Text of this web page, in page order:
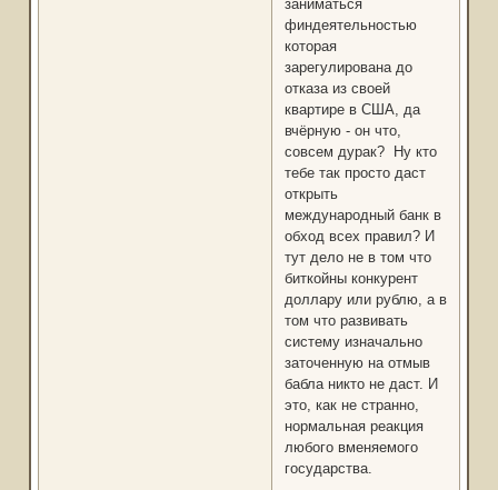
заниматься
финдеятельностью
которая
зарегулирована до
отказа из своей
квартире в США, да
вчёрную - он что,
совсем дурак? Ну кто
тебе так просто даст
открыть
международный банк в
обход всех правил? И
тут дело не в том что
биткойны конкурент
доллару или рублю, а в
том что развивать
систему изначально
заточенную на отмыв
бабла никто не даст. И
это, как не странно,
нормальная реакция
любого вменяемого
государства.